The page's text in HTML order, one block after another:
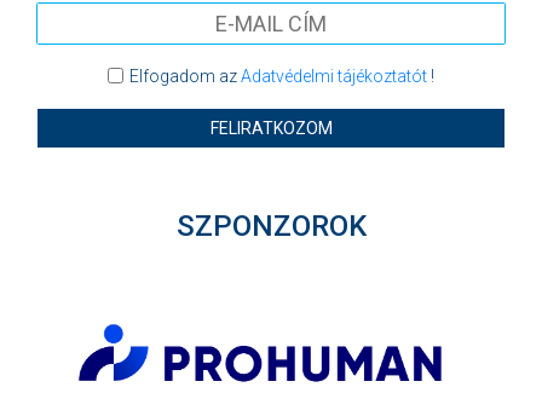
Elfogadom azAdatvédelmi tájékoztatót!
FELIRATKOZOM
SZPONZOROK